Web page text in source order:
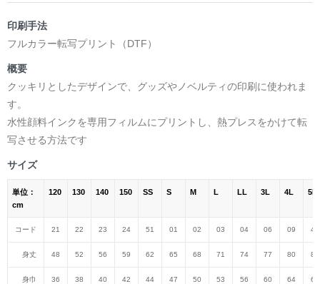
印刷手法
フルカラー転写プリント（DTF）
概要
クッキリとしたデザインで、グッズやノベルティの印刷に使われま
す。
水性顔料インクを専用フィルムにプリントし、熱プレスをかけて転
写させる方法です
サイズ
単位：
cm
120 130 140 150 SS S M L LL 3L 4L 5L
コード 21 22 23 24 51 01 02 03 04 06 09 47
身丈 48 52 56 59 62 65 68 71 74 77 80 82
身巾 36 38 40 42 44 47 50 53 56 60 64 68